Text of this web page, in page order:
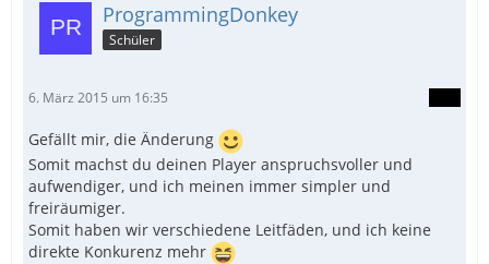
ProgrammingDonkey
Schüler
6. März 2015 um 16:35
Gefällt mir, die Änderung
Somit machst du deinen Player anspruchsvoller und
aufwendiger, und ich meinen immer simpler und
freiräumiger.
Somit haben wir verschiedene Leitfäden, und ich keine
direkte Konkurenz mehr